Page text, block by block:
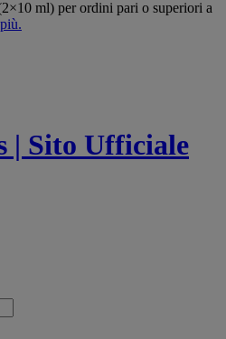
ml) per ordini pari o superiori a
| Sito Ufficiale